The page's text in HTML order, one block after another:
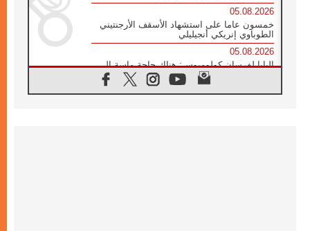
05.08.2026
خمسون عاما على استشهاد الأسقف الأرجنتيني
الطوباوي إنريكي أنجيليلي
05.08.2026
البابا لفرسان كولومبوس: هناك حاجة ماسة إلى
أنبياء تناغم يسعون إلى بناء الجسور
04.08.2026